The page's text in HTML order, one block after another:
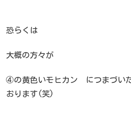
恐らくは
大概の方々が
④の黄色いモヒカン につまづい
おります(笑)